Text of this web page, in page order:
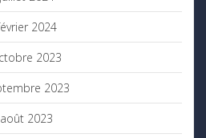
2024
2023
2023
août 2023